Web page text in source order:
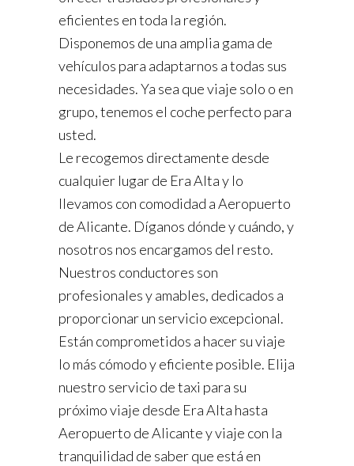
eficientes en toda la región.
Disponemos de una amplia gama de
vehículos para adaptarnos a todas sus
necesidades. Ya sea que viaje solo o en
grupo, tenemos el coche perfecto para
usted.
Le recogemos directamente desde
cualquier lugar de Era Alta y lo
llevamos con comodidad a Aeropuerto
de Alicante. Díganos dónde y cuándo, y
nosotros nos encargamos del resto.
Nuestros conductores son
profesionales y amables, dedicados a
proporcionar un servicio excepcional.
Están comprometidos a hacer su viaje
lo más cómodo y eficiente posible. Elija
nuestro servicio de taxi para su
próximo viaje desde Era Alta hasta
Aeropuerto de Alicante y viaje con la
tranquilidad de saber que está en